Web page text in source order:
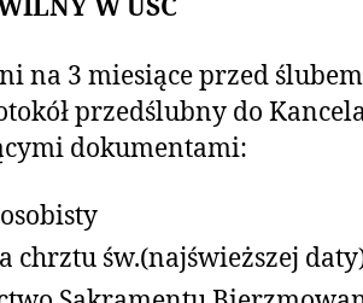
W USC
na 3 miesiące przed
przedślubny do
dokumentami:
chrztu św.(najświeższej